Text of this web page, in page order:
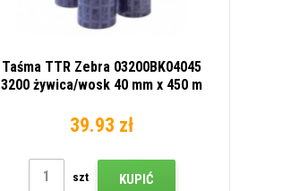
Taśma TTR Zebra 03200BK04045
3200 żywica/wosk 40 mm x 450 m
39.93 zł
szt KUPIĆ